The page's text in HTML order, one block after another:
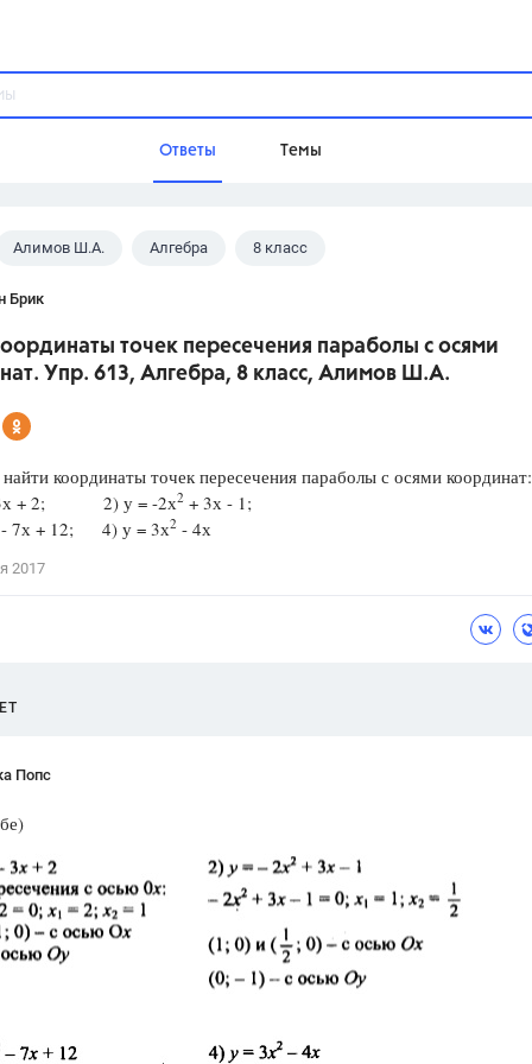
Ответы Темы
Домашнее задание
Учебники
Красота,
Алимов Ш.А. Алгебра 8 класс
Брик
точек пересечения параболы с осями
Упр. 613, Алгебра, 8 класс, Алимов Ш.А.
координаты точек пересечения параболы с осями координат:
+ 2; 2) у = -2х2 + 3х - 1;
- 7х + 12; 4) у = 3х2 - 4х
2017
Попс